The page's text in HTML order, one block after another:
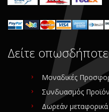
Δείτε
Μοναδικές
Συνδυασμός
Δωρεάν μεταφορικά